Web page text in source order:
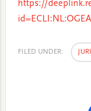
https://
FILED UNDER: